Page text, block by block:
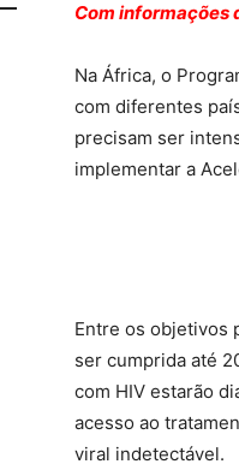
Com informações
Na África, o
com diferentes
precisam ser
implementar a
Entre os objetivos
ser cumprida até
com HIV estarão
acesso ao
viral indetectável.